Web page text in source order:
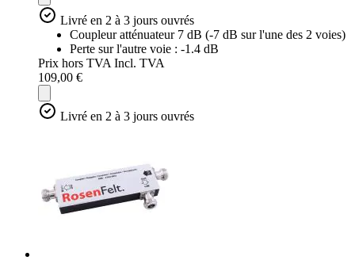
Livré en 2 à 3 jours ouvrés
Coupleur atténuateur 7 dB (-7 dB sur l'une des 2 voies)
Perte sur l'autre voie : -1.4 dB
Prix hors TVA Incl. TVA
109,00 €
Livré en 2 à 3 jours ouvrés